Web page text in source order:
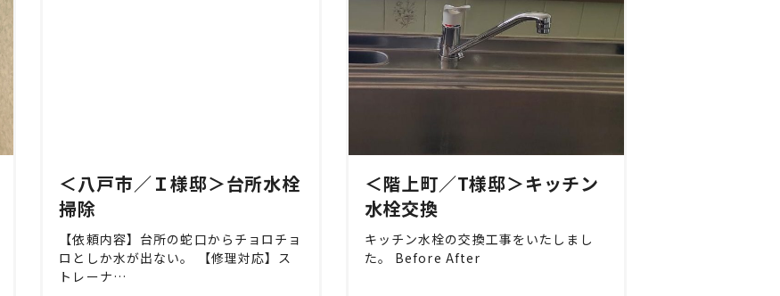
＜八戸市／Ｉ様邸＞台所水栓
掃除
【依頼内容】台所の蛇口からチョロチョ
ロとしか水が出ない。 【修理対応】ス
トレーナ…
＜階上町／T様邸＞キッチン
水栓交換
キッチン水栓の交換工事をいたしまし
た。 Before After